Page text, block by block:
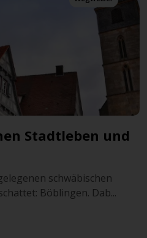
Stadtleben und
schwäbischen
Böblingen. Dab...